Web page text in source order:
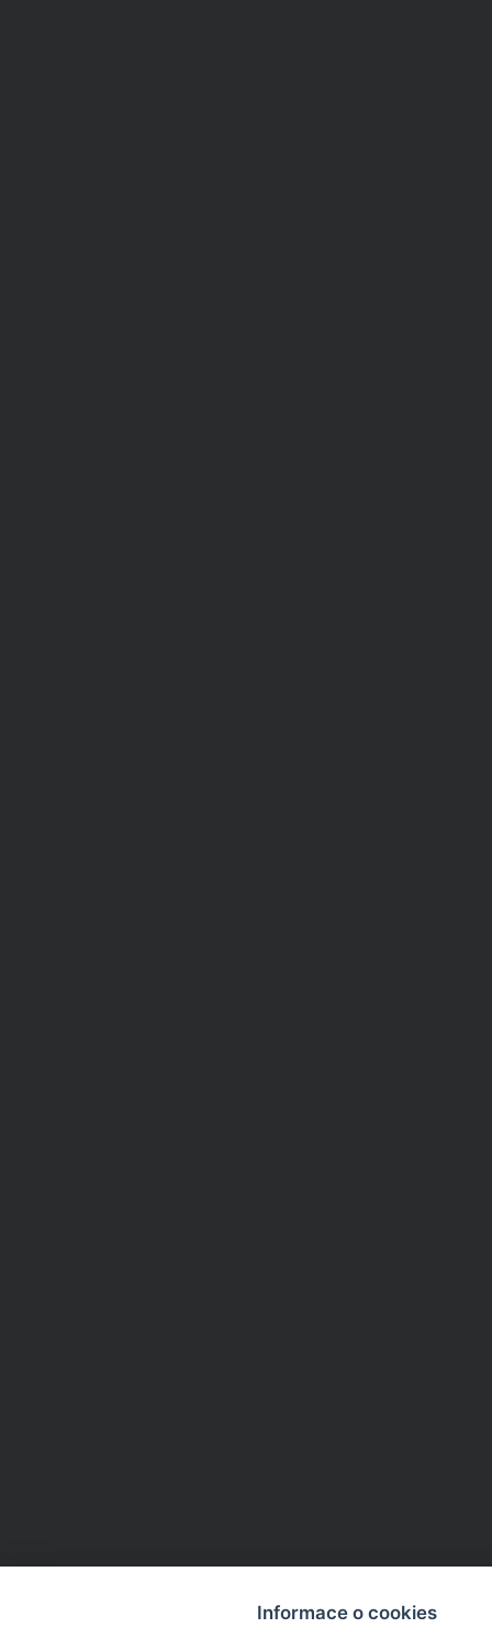
Informace o cookies